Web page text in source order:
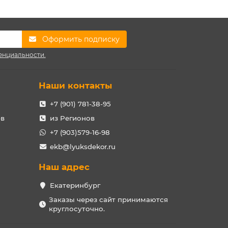
Оформить подписку
Наши контакты
+7 (901) 781-38-95
из Регионов
+7 (903)579-16-98
ekb@lyuksdekor.ru
Наш адрес
Екатеринбург
Заказы через сайт принимаются
круглосуточно.